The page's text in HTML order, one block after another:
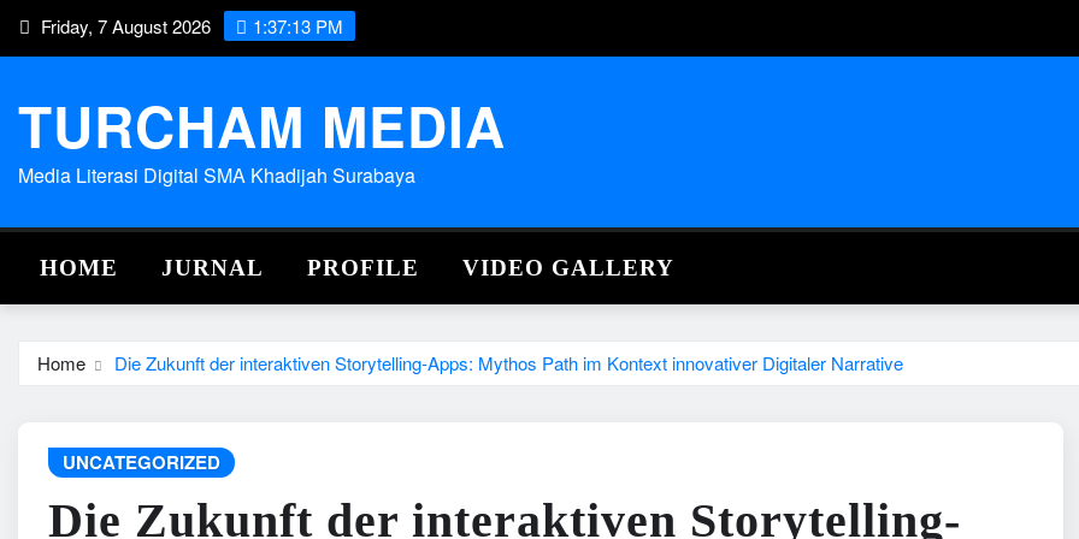
Skip Friday, 7 August 2026 1:37:14 PM
TURCHAM MEDIA
Media Literasi Digital SMA Khadijah Surabaya
HOME JURNAL PROFILE VIDEO GALLERY
Home Die Zukunft der interaktiven Storytelling-Apps: Mythos Path im Kontext innovativer Digitaler Narrative
UNCATEGORIZED
Die Zukunft der interaktiven Storytelling-